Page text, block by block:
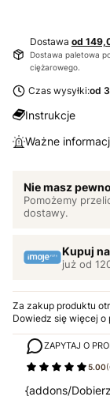
Dostawa od
Dostawa paletowa
ciężarowego.
Czas wysyłki:od
Instrukcje
Ważne
Nie masz
Pomożemy
dostawy.
Kupuj
już od
Za zakup produktu
Dowiedz się więcej o
ZAPYTAJ O
5.00
{addons/